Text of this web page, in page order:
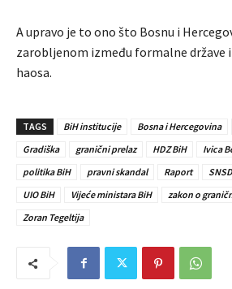
A upravo je to ono što Bosnu i
zarobljenom između formalne
haosa.
TAGS BiH institucije Bosna i Hercegovina
Gradiška
granični prelaz HDZ BiH Ivica
politika BiH
pravni skandal Raport SNSD
UIO BiH
Vijeće ministara BiH
zakon o
Zoran Tegeltija